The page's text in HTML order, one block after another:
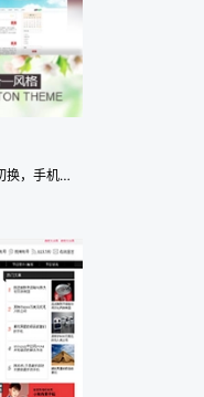
个人博客，男生女生双样式切换，手机自适应。